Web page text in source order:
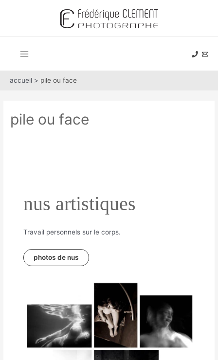
Menu
accueil > pile ou face
pile ou face
nus artistiques
Travail personnels sur le corps.
photos de nus